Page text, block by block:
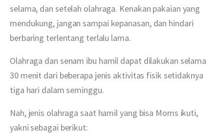
selama, dan setelah olahraga. Kenakan pakaian yang
mendukung, jangan sampai kepanasan, dan hindari
berbaring terlentang terlalu lama.
Olahraga dan senam ibu hamil dapat dilakukan selama
30 menit dari beberapa jenis aktivitas fisik setidaknya
tiga hari dalam seminggu.
Nah, jenis olahraga saat hamil yang bisa Moms ikuti,
yakni sebagai berikut: